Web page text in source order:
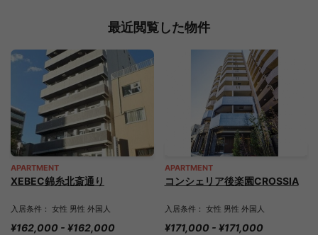
最近閲覧した物件
APARTMENT
XEBEC錦糸北斎通り
入居条件： 女性 男性 外国人
¥162,000 - ¥162,000
APARTMENT
コンシェリア後楽園CROSSIA
入居条件： 女性 男性 外国人
¥171,000 - ¥171,000